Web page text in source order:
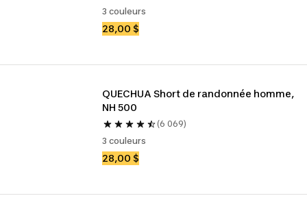
3 couleurs
28,00 $
QUECHUA Short de randonnée homme,
NH 500
(6 069)
3 couleurs
28,00 $